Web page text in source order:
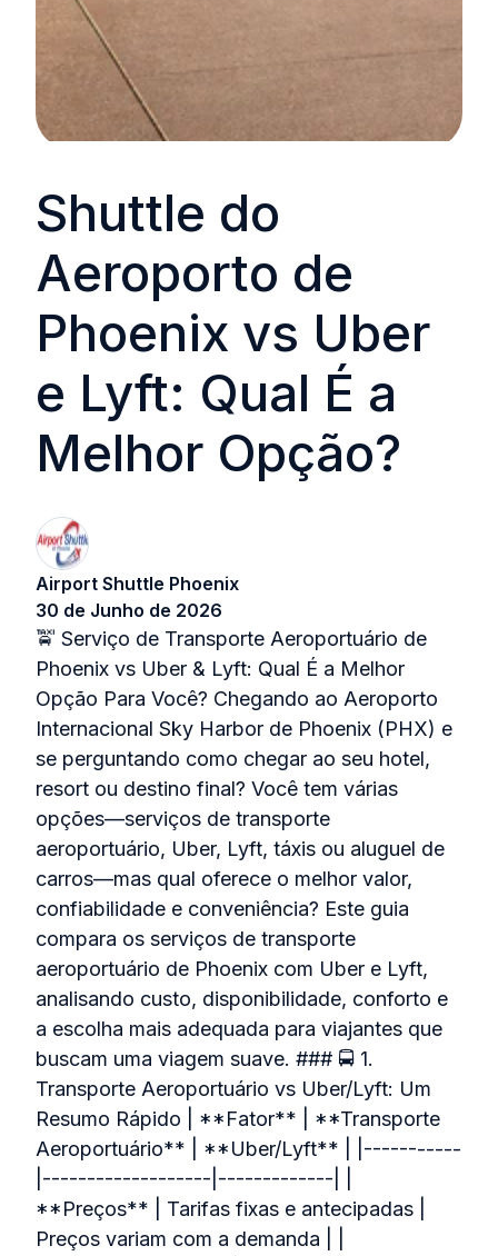
Shuttle do
Aeroporto de
Phoenix vs Uber
e Lyft: Qual É a
Melhor Opção?
Airport Shuttle Phoenix
30 de Junho de 2026
🚖 Serviço de Transporte Aeroportuário de
Phoenix vs Uber & Lyft: Qual É a Melhor
Opção Para Você? Chegando ao Aeroporto
Internacional Sky Harbor de Phoenix (PHX) e
se perguntando como chegar ao seu hotel,
resort ou destino final? Você tem várias
opções—serviços de transporte
aeroportuário, Uber, Lyft, táxis ou aluguel de
carros—mas qual oferece o melhor valor,
confiabilidade e conveniência? Este guia
compara os serviços de transporte
aeroportuário de Phoenix com Uber e Lyft,
analisando custo, disponibilidade, conforto e
a escolha mais adequada para viajantes que
buscam uma viagem suave. ### 🚍 1.
Transporte Aeroportuário vs Uber/Lyft: Um
Resumo Rápido | **Fator** | **Transporte
Aeroportuário** | **Uber/Lyft** | |-----------
|-------------------|-------------| |
**Preços** | Tarifas fixas e antecipadas |
Preços variam com a demanda | |